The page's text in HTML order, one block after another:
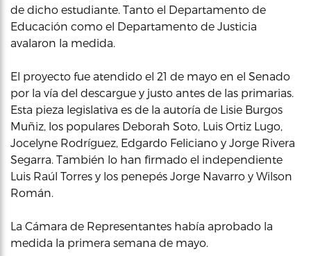
de dicho estudiante. Tanto el Departamento de
Educación como el Departamento de Justicia
avalaron la medida.
El proyecto fue atendido el 21 de mayo en el Senado
por la vía del descargue y justo antes de las primarias.
Esta pieza legislativa es de la autoría de Lisie Burgos
Muñiz, los populares Deborah Soto, Luis Ortiz Lugo,
Jocelyne Rodríguez, Edgardo Feliciano y Jorge Rivera
Segarra. También lo han firmado el independiente
Luis Raúl Torres y los penepés Jorge Navarro y Wilson
Román.
La Cámara de Representantes había aprobado la
medida la primera semana de mayo.